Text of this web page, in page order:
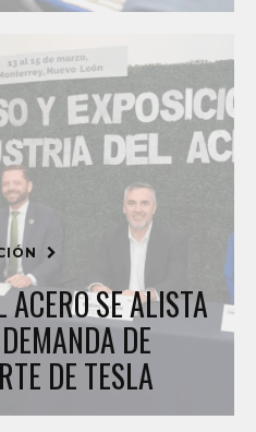
SE ALISTA
DE
DE TESLA